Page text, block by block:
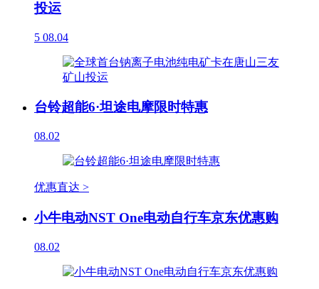
投运
5 08.04
台铃超能6·坦途电摩限时特惠
08.02
优惠直达 >
小牛电动NST One电动自行车京东优惠购
08.02